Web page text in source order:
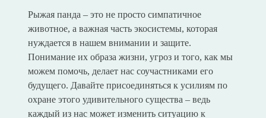
Рыжая панда – это не просто симпатичное
животное, а важная часть экосистемы, которая
нуждается в нашем внимании и защите.
Понимание их образа жизни, угроз и того, как мы
можем помочь, делает нас соучастниками его
будущего. Давайте присоединяться к усилиям по
охране этого удивительного существа – ведь
каждый из нас может изменить ситуацию к